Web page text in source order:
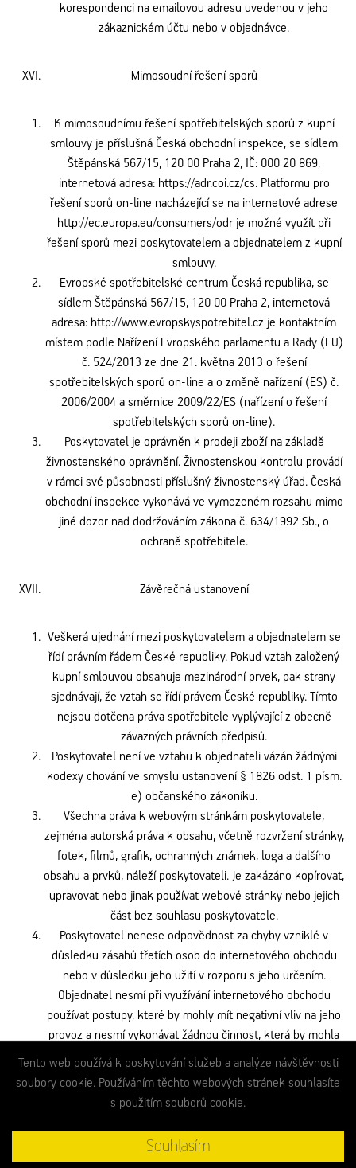
Tento web používá k poskytování služeb a analýze návštěvnosti
soubory cookie. Používáním těchto webových stránek souhlasíte
s použitím souborů cookie.
Souhlasím
korespondenci na emailovou adresu uvedenou v jeho
zákaznickém účtu nebo v objednávce.
Mimosoudní řešení sporů
K mimosoudnímu řešení spotřebitelských sporů z kupní
smlouvy je příslušná Česká obchodní inspekce, se sídlem
Štěpánská 567/15, 120 00 Praha 2, IČ: 000 20 869,
internetová adresa: https://adr.coi.cz/cs. Platformu pro
řešení sporů on-line nacházející se na internetové adrese
http://ec.europa.eu/consumers/odr je možné využít při
řešení sporů mezi poskytovatelem a objednatelem z kupní
smlouvy.
Evropské spotřebitelské centrum Česká republika, se
sídlem Štěpánská 567/15, 120 00 Praha 2, internetová
adresa: http://www.evropskyspotrebitel.cz je kontaktním
místem podle Nařízení Evropského parlamentu a Rady (EU)
č. 524/2013 ze dne 21. května 2013 o řešení
spotřebitelských sporů on-line a o změně nařízení (ES) č.
2006/2004 a směrnice 2009/22/ES (nařízení o řešení
spotřebitelských sporů on-line).
Poskytovatel je oprávněn k prodeji zboží na základě
živnostenského oprávnění. Živnostenskou kontrolu provádí
v rámci své působnosti příslušný živnostenský úřad. Česká
obchodní inspekce vykonává ve vymezeném rozsahu mimo
jiné dozor nad dodržováním zákona č. 634/1992 Sb., o
ochraně spotřebitele.
Závěrečná ustanovení
Veškerá ujednání mezi poskytovatelem a objednatelem se
řídí právním řádem České republiky. Pokud vztah založený
kupní smlouvou obsahuje mezinárodní prvek, pak strany
sjednávají, že vztah se řídí právem České republiky. Tímto
nejsou dotčena práva spotřebitele vyplývající z obecně
závazných právních předpisů.
Poskytovatel není ve vztahu k objednateli vázán žádnými
kodexy chování ve smyslu ustanovení § 1826 odst. 1 písm.
e) občanského zákoníku.
Všechna práva k webovým stránkám poskytovatele,
zejména autorská práva k obsahu, včetně rozvržení stránky,
fotek, filmů, grafik, ochranných známek, loga a dalšího
obsahu a prvků, náleží poskytovateli. Je zakázáno kopírovat,
upravovat nebo jinak používat webové stránky nebo jejich
část bez souhlasu poskytovatele.
Poskytovatel nenese odpovědnost za chyby vzniklé v
důsledku zásahů třetích osob do internetového obchodu
nebo v důsledku jeho užití v rozporu s jeho určením.
Objednatel nesmí při využívání internetového obchodu
používat postupy, které by mohly mít negativní vliv na jeho
provoz a nesmí vykonávat žádnou činnost, která by mohla
jemu nebo třetím osobám umožnit neoprávněně zasahovat
či neoprávněně užít programové vybavení nebo další
součásti tvořící internetový obchod a užívat internetový
způsobem, který by byl v rozporu s jeho určením či účelem.
Kupní smlouva včetně obchodních podmínek je archivována